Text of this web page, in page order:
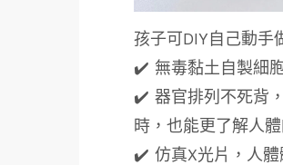
孩子可DIY自己動手
✔️ 無毒黏土自製細胞
✔️ 器官排列不死背
時，也能更了解人體
✔️ 仿真X光片，人體